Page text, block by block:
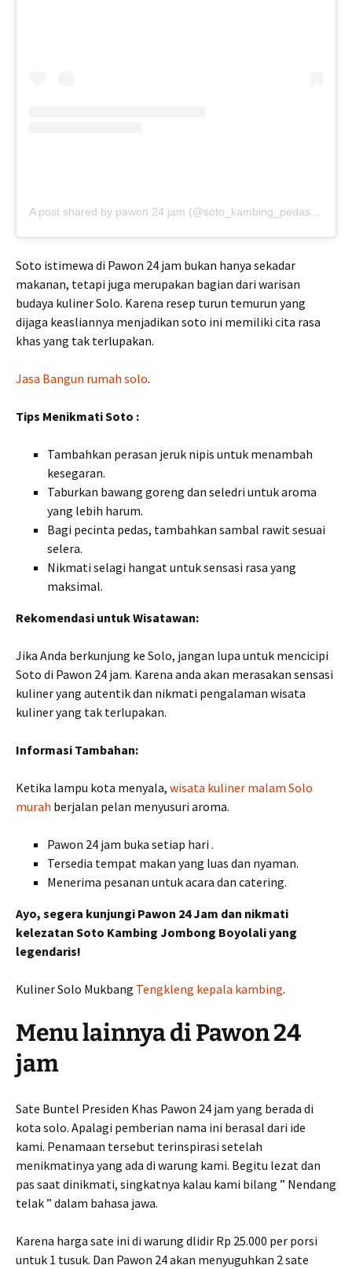
A post shared by pawon 24 jam (@soto_kambing_pedas_24jam)
Soto istimewa di Pawon 24 jam bukan hanya sekadar
makanan, tetapi juga merupakan bagian dari warisan
budaya kuliner Solo. Karena resep turun temurun yang
dijaga keasliannya menjadikan soto ini memiliki cita rasa
khas yang tak terlupakan.
Jasa Bangun rumah solo.
Tips Menikmati Soto :
Tambahkan perasan jeruk nipis untuk menambah
kesegaran.
Taburkan bawang goreng dan seledri untuk aroma
yang lebih harum.
Bagi pecinta pedas, tambahkan sambal rawit sesuai
selera.
Nikmati selagi hangat untuk sensasi rasa yang
maksimal.
Rekomendasi untuk Wisatawan:
Jika Anda berkunjung ke Solo, jangan lupa untuk mencicipi
Soto di Pawon 24 jam. Karena anda akan merasakan sensasi
kuliner yang autentik dan nikmati pengalaman wisata
kuliner yang tak terlupakan.
Informasi Tambahan:
Ketika lampu kota menyala, wisata kuliner malam Solo
murah berjalan pelan menyusuri aroma.
Pawon 24 jam buka setiap hari .
Tersedia tempat makan yang luas dan nyaman.
Menerima pesanan untuk acara dan catering.
Ayo, segera kunjungi Pawon 24 Jam dan nikmati
kelezatan Soto Kambing Jombong Boyolali yang
legendaris!
Kuliner Solo Mukbang Tengkleng kepala kambing.
Menu lainnya di Pawon 24
jam
Sate Buntel Presiden Khas Pawon 24 jam yang berada di
kota solo. Apalagi pemberian nama ini berasal dari ide
kami. Penamaan tersebut terinspirasi setelah
menikmatinya yang ada di warung kami. Begitu lezat dan
pas saat dinikmati, singkatnya kalau kami bilang ” Nendang
telak ” dalam bahasa jawa.
Karena harga sate ini di warung dlidir Rp 25.000 per porsi
untuk 1 tusuk. Dan Pawon 24 akan menyuguhkan 2 sate